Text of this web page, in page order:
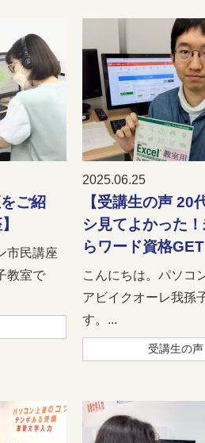
ご紹
市民講座
教室で
2025.06.25
【受講生の声 20
シ見てよかった
らワード資格GET
こんにちは。パソコ
アビイクオーレ我孫
す。...
受講生の声